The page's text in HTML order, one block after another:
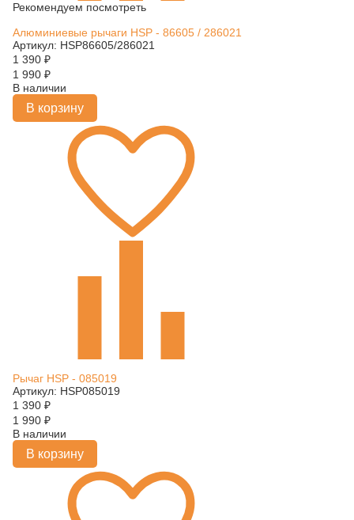
Рекомендуем посмотреть
Алюминиевые рычаги HSP - 86605 / 286021
Артикул: HSP86605/286021
1 390 ₽
1 990 ₽
В наличии
В корзину
Рычаг HSP - 085019
Артикул: HSP085019
1 390 ₽
1 990 ₽
В наличии
В корзину